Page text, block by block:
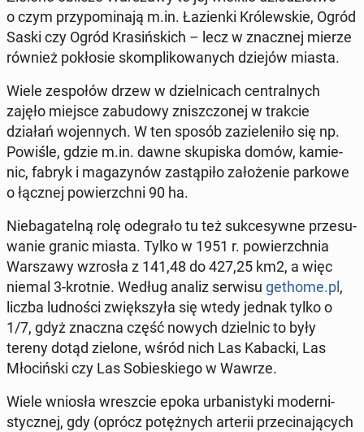
o czym przy­po­mi­na­ją m.in. Ła­zien­ki Kró­lew­skie, Ogród
Saski czy Ogród Kra­siń­skich – lecz w znacz­nej mierze
również po­kło­sie skom­pli­ko­wa­nych dziejów miasta.
Wiele ze­spo­łów drzew w dziel­ni­cach cen­tral­nych
zajęło miejsce za­bu­do­wy znisz­czo­nej w trakcie
działań wo­jen­nych. W ten sposób za­zie­le­ni­ło się np.
Powiśle, gdzie m.in. dawne sku­pi­ska domów, ka­mie­
nic, fabryk i ma­ga­zy­nów za­stą­pi­ło za­ło­że­nie parkowe
o łącznej po­wierzch­ni 90 ha.
Nie­ba­ga­tel­ną rolę ode­gra­ło tu też suk­ce­syw­ne prze­su­
wa­nie granic miasta. Tylko w 1951 r. po­wierzch­nia
War­sza­wy wzrosła z 141,48 do 427,25 km2, a więc
niemal 3-krotnie. Według analiz serwisu gethome.pl,
liczba lud­no­ści zwięk­szy­ła się wtedy jednak tylko o
1/7, gdyż znaczna część nowych dziel­nic to były
tereny dotąd zielone, wśród nich Las Kabacki, Las
Mło­ciń­ski czy Las So­bie­skie­go w Wawrze.
Wiele wniosła wresz­cie epoka urba­ni­sty­ki mo­der­ni­
stycz­nej, gdy (oprócz po­tęż­nych arterii prze­ci­na­ją­cych